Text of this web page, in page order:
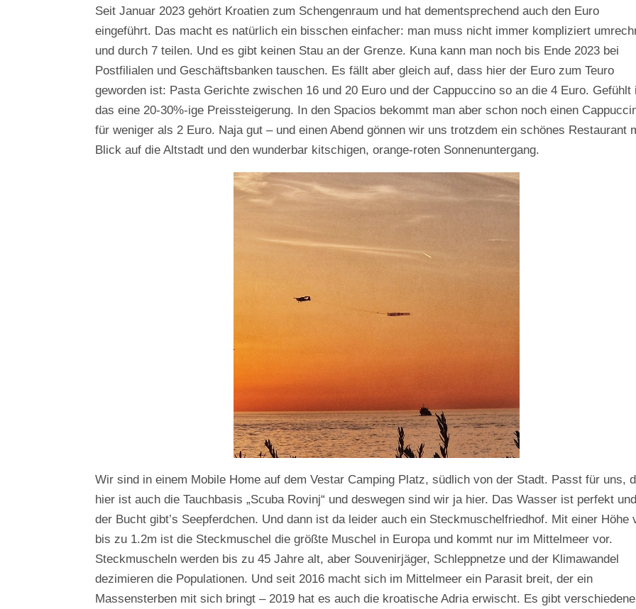
Seit Januar 2023 gehört Kroatien zum Schengenraum und hat dementsprechend auch den Euro
eingeführt. Das macht es natürlich ein bisschen einfacher: man muss nicht immer kompliziert
und durch 7 teilen. Und es gibt keinen Stau an der Grenze. Kuna kann man noch bis Ende 2023 bei
Postfilialen und Geschäftsbanken tauschen. Es fällt aber gleich auf, dass hier der Euro zum Teuro
geworden ist: Pasta Gerichte zwischen 16 und 20 Euro und der Cappuccino so an die 4 Euro. Gefühlt
das eine 20-30%-ige Preissteigerung. In den Spacios bekommt man aber schon noch einen
für weniger als 2 Euro. Naja gut – und einen Abend gönnen wir uns trotzdem ein schönes Restaurant
Blick auf die Altstadt und den wunderbar kitschigen, orange-roten Sonnenuntergang.
Wir sind in einem Mobile Home auf dem Vestar Camping Platz, südlich von der Stadt. Passt für uns,
hier ist auch die Tauchbasis „Scuba Rovinj“ und deswegen sind wir ja hier. Das Wasser ist perfekt
der Bucht gibt’s Seepferdchen. Und dann ist da leider auch ein Steckmuschelfriedhof. Mit einer Höhe
bis zu 1.2m ist die Steckmuschel die größte Muschel in Europa und kommt nur im Mittelmeer vor.
Steckmuscheln werden bis zu 45 Jahre alt, aber Souvenirjäger, Schleppnetze und der Klimawandel
dezimieren die Populationen. Und seit 2016 macht sich im Mittelmeer ein Parasit breit, der ein
Massensterben mit sich bringt – 2019 hat es auch die kroatische Adria erwischt. Es gibt verschiedene